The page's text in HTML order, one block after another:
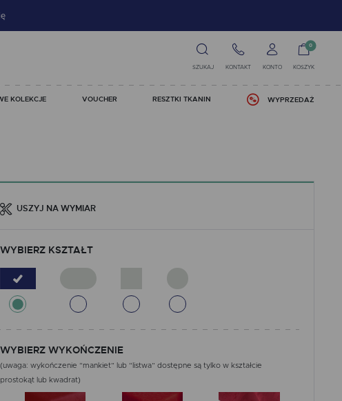
SZUKAJ KONTAKT KONTO
0
KOSZYK
KOLEKCJE VOUCHER RESZTKI TKANIN WYPRZEDAŻ
USZYJ NA WYMIAR
WYBIERZ KSZTAŁT
WYBIERZ WYKOŃCZENIE
(uwaga: wykończenie “mankiet” lub “listwa” dostępne są tylko w kształcie
prostokąt lub kwadrat)